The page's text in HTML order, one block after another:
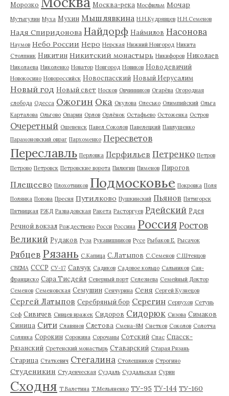
Морозко Москва-река Мосфильм Мочар
Мутыгулин Муха Мухин Мышлявкина Н.Н.Кудрявцев Н.Н.Семенов
Надя Спиридонова Найдорф Наймилов Насонова
Наумов Небо России Неро Нерская Нижний Новгород Никита
Столпник Никитин Никитский монастырь Никифоров Николаев
Николаева Николенко Новатор Новгород Новиков Новодевичий
Новокосино Новороссийск Новоспасский Новый Иерусалим
Новый год Новый свет Носков Овчинников Огарёва Огородная
слобода Одесса Ожогин Ока Окулова Олесько Олимпийский Ольга
Карталова Ольгово Опарин Орлов Орлёнок Остафьево Остоженка Остров
Очеретный Ошевенск Павел Соколов Павелецкий Павлушенко
Парамоновский овраг Пархоменко Пересветов
Переславль Перловка Перфильев Петренко Петров
Петрово Петровск Петровские ворота Пилюгин Пименов Пирогов
Плещеево Плохотников Подмосковье Покровка Поля
Полянка Попова Пресня Путилково Пушкинский Пьянов Пятигорск
Пятницкая РЖД Развадовская Ракета Расторгуев Рдейский Рдея
Речной вокзал Рождествено Росси Россина Россия Ростов
Великий Рудаков Руза Рукавишников Русе Рыбаков Е. Рысачок
Рябцев Рязань С.Капица С.Латыпов С.Семенов С.Штенцов
СВЕМА СССР СУ-17 Савчук Садиков Садовое кольцо Сальников Сан-
Франциско Сара Тисдейл Северный порт Селезнева Семейный Доктор
Семенов Семеновская Семушин Сенчурина Сеня Сергей Кузнецов
Сергей Латыпов Серебряный бор Серегин Серпухов Сетунь
Сеф Сивичев Сивцев вражек Сидоров Сидорюк Сизова Симаков
Синица Сити Славянов Слетова Смена-8М Снетков Соколов Солотча
Солянка Сорокин Сорокина Сорочаны Сотский Спас Спасск-
Рязанский Сретенский монастырь Ставарский Старая Рязань
Старица Статкевич Стегалина Столешников Строгино
Студеникин Студенческая Суздаль Суздальская Сурин
Сходня Т.Валетина Т.Мельяненко ТУ-95 ТУ-144 ТУ-160